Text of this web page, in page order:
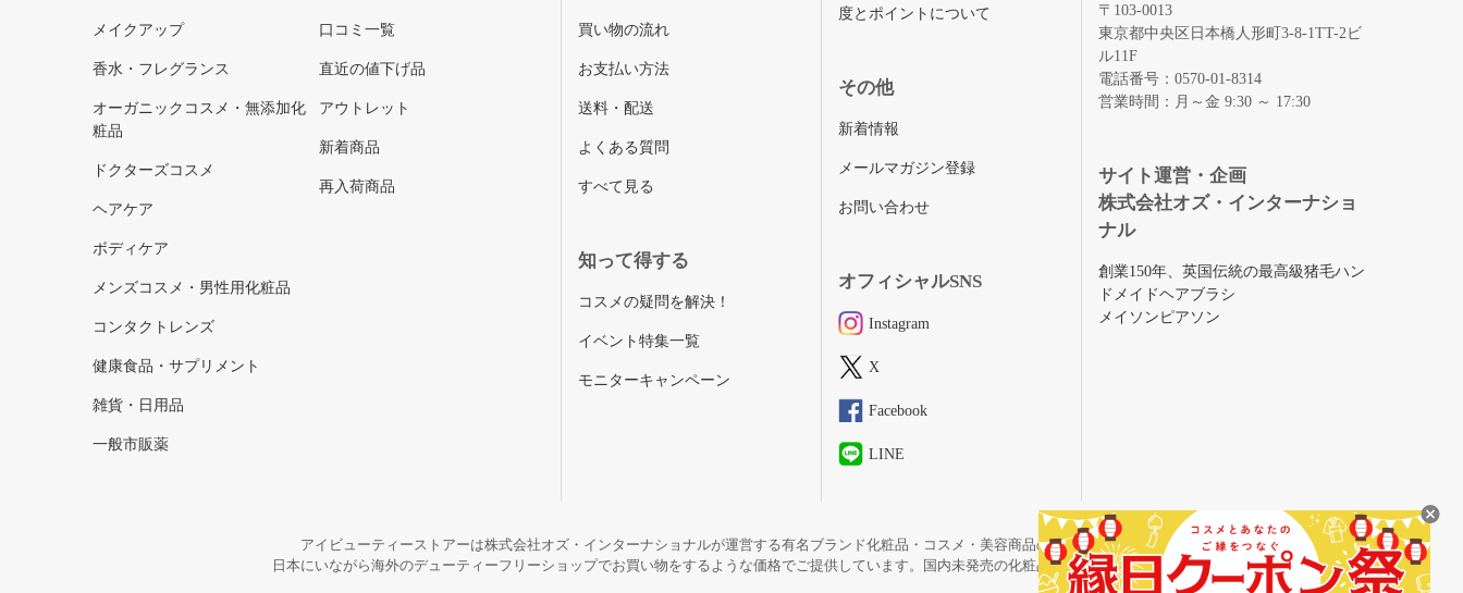
メイクアップ
香水・フレグランス
オーガニックコスメ・無添加化
粧品
ドクターズコスメ
ヘアケア
ボディケア
メンズコスメ・男性用化粧品
コンタクトレンズ
健康食品・サプリメント
雑貨・日用品
一般市販薬
口コミ一覧
直近の値下げ品
アウトレット
新着商品
再入荷商品
買い物の流れ
お支払い方法
送料・配送
よくある質問
すべて見る
知って得する
コスメの疑問を解決！
イベント特集一覧
モニターキャンペーン
度とポイントについて
その他
新着情報
メールマガジン登録
お問い合わせ
オフィシャルSNS
Instagram
X
Facebook
LINE
〒103-0013
東京都中央区日本橋人形町3-8-1TT-2ビ
ル11F
電話番号：0570-01-8314
営業時間：月～金 9:30 ～ 17:30
サイト運営・企画
株式会社オズ・インターナショ
ナル
創業150年、英国伝統の最高級猪毛ハン
ドメイドヘアブラシ
メイソンピアソン
アイビューティーストアーは株式会社オズ・インターナショナルが運営する有名ブランド化粧品・コスメ・美容商品の通販サイトです。
日本にいながら海外のデューティーフリーショップでお買い物をするような価格でご提供しています。国内未発売の化粧品も取り揃えています。